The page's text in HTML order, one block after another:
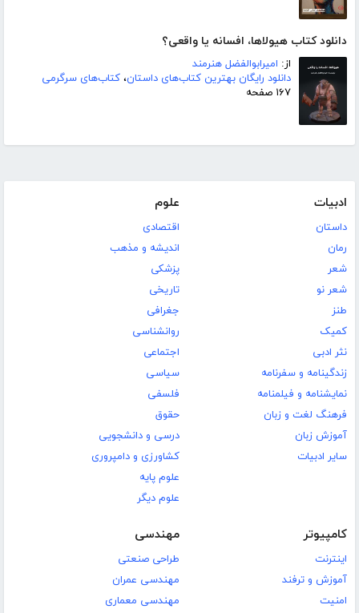
دانلود کتاب هیولاها، افسانه یا واقعی؟
از: امیرابوالفضل هنرمند
دانلود رایگان بهترین کتاب‌های داستان، کتاب‌های سرگرمی
۱۶۷ صفحه
ادبیات
داستان
رمان
شعر
شعر نو
طنز
کمیک
نثر ادبی
زندگینامه و سفرنامه
نمایشنامه و فیلمنامه
فرهنگ لغت و زبان
آموزش زبان
سایر ادبیات
علوم
اقتصادی
اندیشه و مذهب
پزشکی
تاریخی
جغرافی
روانشناسی
اجتماعی
سیاسی
فلسفی
حقوق
درسی و دانشجویی
کشاورزی و دامپروری
علوم پایه
علوم دیگر
کامپیوتر
اینترنت
آموزش و ترفند
امنیت
مهندسی
طراحی صنعتی
مهندسی عمران
مهندسی معماری